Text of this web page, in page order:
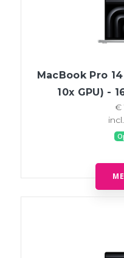
MacBook Pro
10x GPU) -
€